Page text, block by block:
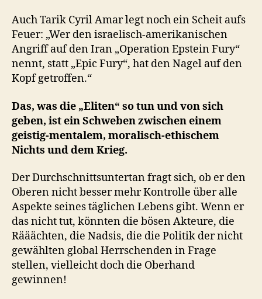
Auch Tarik Cyril Amar legt noch ein Scheit aufs
Feuer: „Wer den israelisch-amerikanischen
Angriff auf den Iran „Operation Epstein Fury“
nennt, statt „Epic Fury“, hat den Nagel auf den
Kopf getroffen.“
Das, was die „Eliten“ so tun und von sich
geben, ist ein Schweben zwischen einem
geistig-mentalem, moralisch-ethischem
Nichts und dem Krieg.
Der Durchschnittsuntertan fragt sich, ob er den
Oberen nicht besser mehr Kontrolle über alle
Aspekte seines täglichen Lebens gibt. Wenn er
das nicht tut, könnten die bösen Akteure, die
Rääächten, die Nadsis, die die Politik der nicht
gewählten global Herrschenden in Frage
stellen, vielleicht doch die Oberhand
gewinnen!